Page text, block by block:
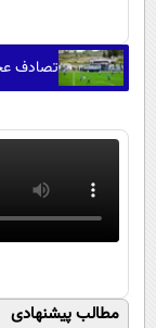
تصادف
مطالب پیشنهادی